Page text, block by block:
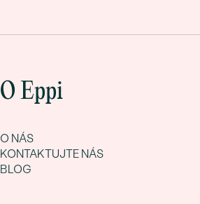
O Eppi
O NÁS
KONTAKTUJTE NÁS
BLOG